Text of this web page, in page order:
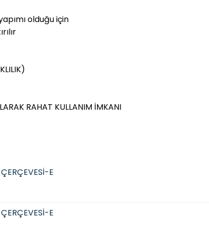
olduğu için
RAHAT KULLANIM İMKANI
E
E